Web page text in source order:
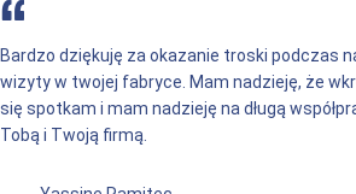
Bardzo miło mieć tak dobrego przyjaciela i
biznesowego. Mam nadzieję, że w naszej podróży
służbowej będziemy mieć lepszą przyszłość.